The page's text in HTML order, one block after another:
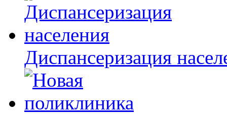
Диспансеризация